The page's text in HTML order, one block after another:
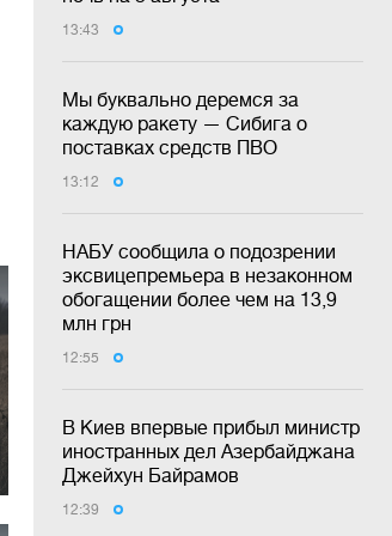
13:43
Мы буквально деремся за
каждую ракету — Сибига о
поставках средств ПВО
13:12
НАБУ сообщила о подозрении
эксвицепремьера в незаконном
обогащении более чем на 13,9
млн грн
12:55
В Киев впервые прибыл министр
иностранных дел Азербайджана
Джейхун Байрамов
12:39